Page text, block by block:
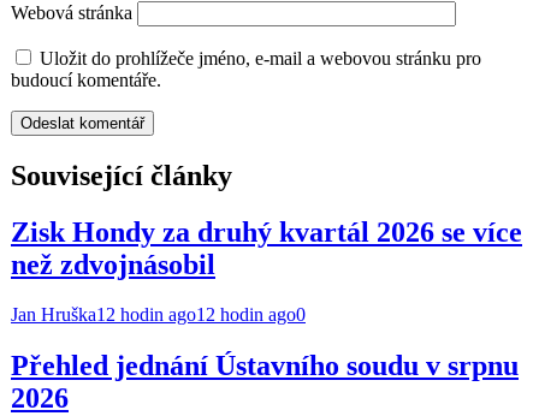
Webová stránka
Uložit do prohlížeče jméno, e-mail a webovou stránku pro
budoucí komentáře.
Související články
Zisk Hondy za druhý kvartál 2026 se více
než zdvojnásobil
Jan Hruška12 hodin ago12 hodin ago0
Přehled jednání Ústavního soudu v srpnu
2026